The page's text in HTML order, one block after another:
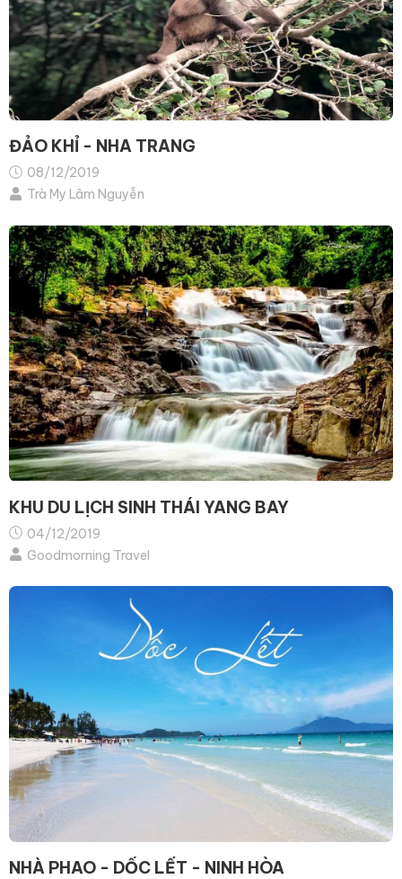
ĐẢO KHỈ - NHA TRANG
08/12/2019
Trà My Lâm Nguyễn
KHU DU LỊCH SINH THÁI YANG BAY
04/12/2019
Goodmorning Travel
NHÀ PHAO - DỐC LẾT - NINH HÒA